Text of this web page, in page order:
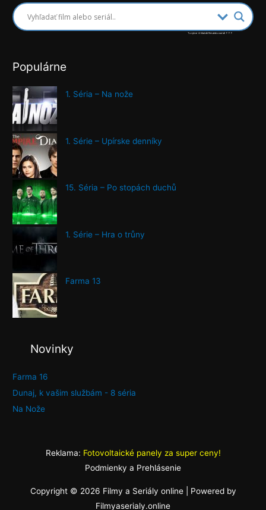
Tu vyber či hľadáš film alebo seriál ↑↑↑
Populárne
1. Séria – Na nože
1. Série – Upírske denníky
15. Séria – Po stopách duchů
1. Série – Hra o trůny
Farma 13
Novinky
Farma 16
Dunaj, k vašim službám - 8 séria
Na Nože
Reklama: Fotovoltaické panely za super ceny!
Podmienky a Prehlásenie
Copyright © 2026 Filmy a Seriály online| Powered by
Filmyaserialy.online